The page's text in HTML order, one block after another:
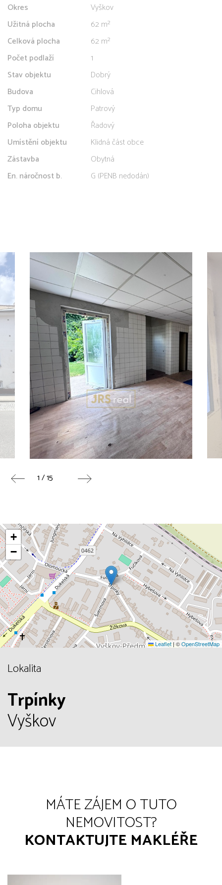
Okres
Vyškov
Užitná plocha
62 m²
Celková plocha
62 m²
Počet podlaží
1
Stav objektu
Dobrý
Budova
Cihlová
Typ domu
Patrový
Poloha objektu
Řadový
Umístění objektu
Klidná část obce
Zástavba
Obytná
En. náročnost b.
G (PENB nedodán)
1 / 15
+
−
Leaflet|©OpenStreetMap
Lokalita
Trpínky
Vyškov
MÁTE ZÁJEM O TUTO
NEMOVITOST?
KONTAKTUJTE MAKLÉŘE